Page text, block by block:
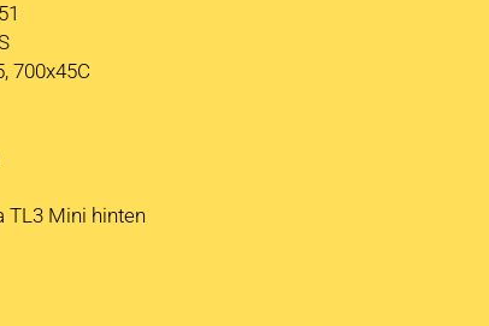
700x45C
TL3 Mini hinten